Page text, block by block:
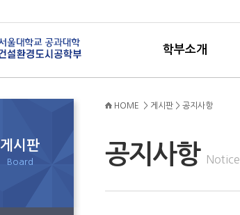
학부소개
게시판
Board 공지사항 Notice
HOME > 게시판 > 공지사항